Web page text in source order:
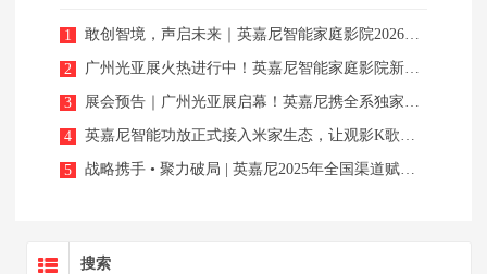
1 敢创智境，声启未来｜英嘉尼智能家庭影院2026广州光亚展圆满收官！
2 广州光亚展火热进行中！英嘉尼智能家庭影院新品实力圈粉海内外客户好评不断
3 展会预告｜广州光亚展启幕！英嘉尼携全系独家新品，解锁声光智能新体验！
4 英嘉尼智能功放正式接入米家生态，让观影K歌更随心所欲！
5 战略携手 • 聚力破局 | 英嘉尼2025年全国渠道赋能之贵州小度圆满落幕！
搜索